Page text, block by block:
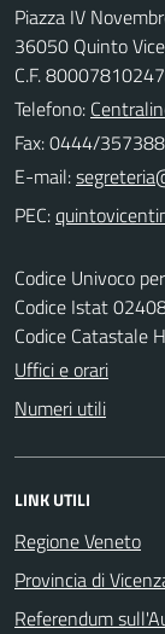
Piazza IV
36050 Quinto
C.F.
Telefono:
Fax: 0444/357388
E-mail:
PEC:
Codice Univoco
Codice Istat
Codice Catastale
Uffici e orari
Numeri utili
LINK UTILI
Regione Veneto
Provincia di
Referendum